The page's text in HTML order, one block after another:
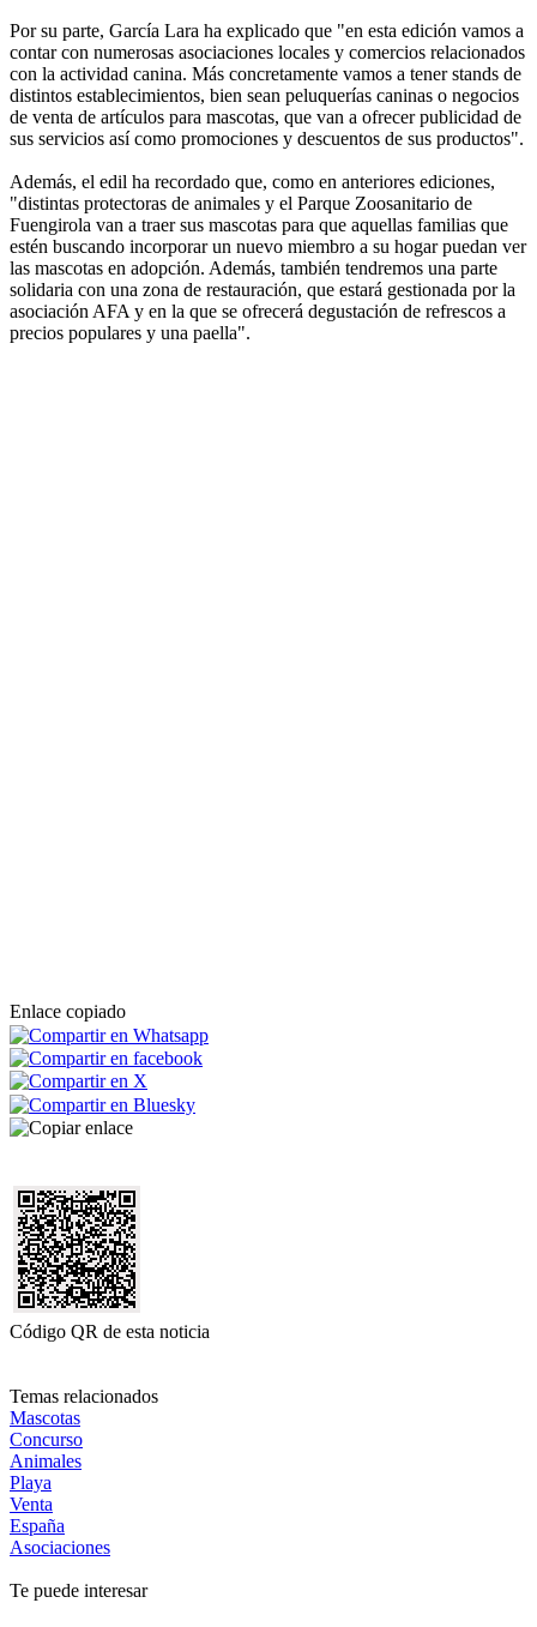
Por su parte, García Lara ha explicado que "en esta edición vamos a
contar con numerosas asociaciones locales y comercios relacionados
con la actividad canina. Más concretamente vamos a tener stands de
distintos establecimientos, bien sean peluquerías caninas o negocios
de venta de artículos para mascotas, que van a ofrecer publicidad de
sus servicios así como promociones y descuentos de sus productos".
Además, el edil ha recordado que, como en anteriores ediciones,
"distintas protectoras de animales y el Parque Zoosanitario de
Fuengirola van a traer sus mascotas para que aquellas familias que
estén buscando incorporar un nuevo miembro a su hogar puedan ver
las mascotas en adopción. Además, también tendremos una parte
solidaria con una zona de restauración, que estará gestionada por la
asociación AFA y en la que se ofrecerá degustación de refrescos a
precios populares y una paella".
Enlace copiado
Código QR de esta noticia
Temas relacionados
Mascotas
Concurso
Animales
Playa
Venta
España
Asociaciones
Te puede interesar